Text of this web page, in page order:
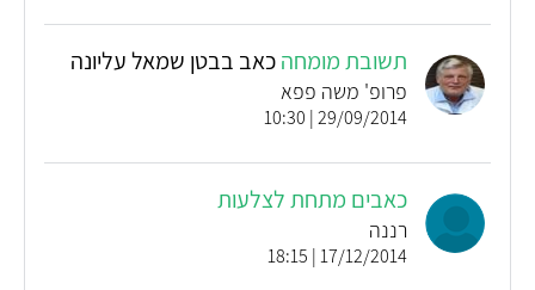
תשובת מומחהכאב בבטן שמאל עליונה
פרופ' משה פפא
29/09/2014 | 10:30
כאבים מתחת לצלעות
רננה
17/12/2014 | 18:15